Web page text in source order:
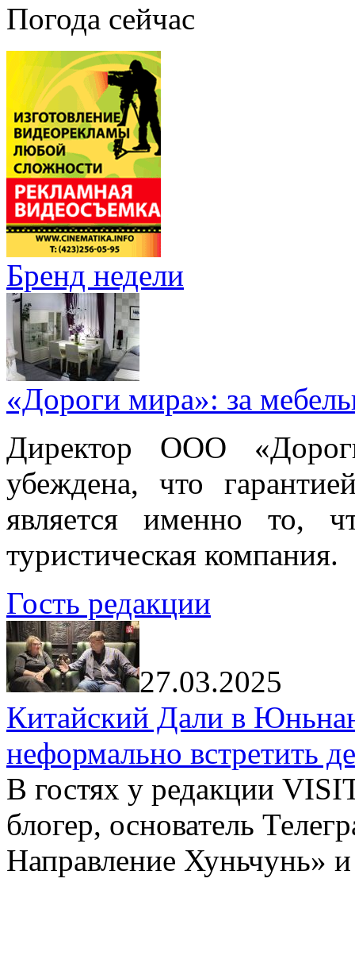
Погода сейчас
Бренд недели
«Дороги мира»: за
Директор ООО
убеждена, что
является именно то,
туристическая компания.
Гость редакции
27.03.2025
Китайский Дали в
неформально встретить
В гостях у редакции
блогер, основатель
Направление Хуньчунь»